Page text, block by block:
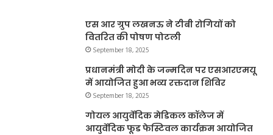
एस आर ग्रुप लखनऊ ने टीबी रोगियों को
वितरित की पोषण पोटली
September 18, 2025
प्रधानमंत्री मोदी के जन्मदिन पर एसआरएमयू
में आयोजित हुआ भव्य रक्तदान शिविर
September 18, 2025
गोयल आयुर्वेदिक मेडिकल कॉलेज में
आयुर्वेदिक फूड फेस्टिवल कार्यक्रम आयोजित